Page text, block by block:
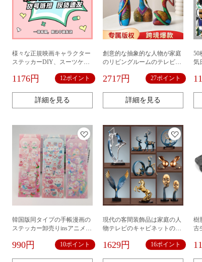
様々な正規映画キャラクター
ステッカーDIY、スーツケー
ド、ギター、コンピュータ
用デコレーション
1176円 12ポイント
詳細を見る
創意的な抽象的な人物が家庭
のリビングルームのテレビキ
の芸術ヨガを飾って油絵の女
2717円 27ポイント
詳細を見る
50
気
韓国版同タイプの手帳漫画の
ステッカー卸売りinsアニメキ
カードのステッカー
990円 10ポイント
現代の客間装飾品は家庭の人
物テレビのキャビネットのテ
工芸品を飾っています。
1629円 16ポイント
樹
古